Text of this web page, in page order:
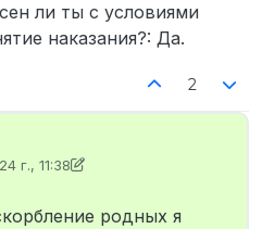
ли ты с условиями
наказания?: Да.
2
г., 11:38
Raiden Kitrov
родных я